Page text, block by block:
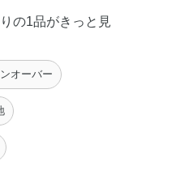
の1品がきっと見
オーバー